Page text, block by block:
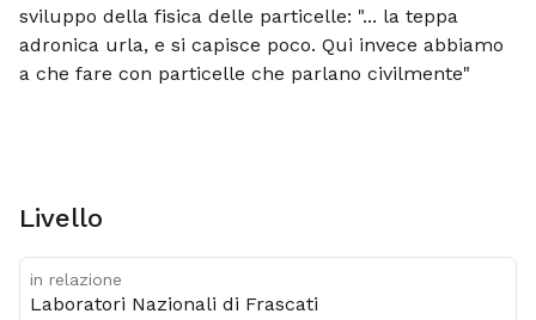
sviluppo della fisica delle particelle: "... la teppa
adronica urla, e si capisce poco. Qui invece abbiamo
a che fare con particelle che parlano civilmente"
Livello
in relazione
Laboratori Nazionali di Frascati